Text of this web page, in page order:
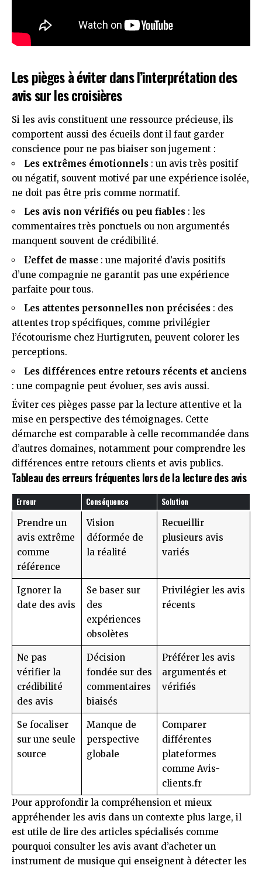
Les pièges à éviter dans l’interprétation des
avis sur les croisières
Si les avis constituent une ressource précieuse, ils
comportent aussi des écueils dont il faut garder
conscience pour ne pas biaiser son jugement :
Les extrêmes émotionnels : un avis très positif
ou négatif, souvent motivé par une expérience isolée,
ne doit pas être pris comme normatif.
Les avis non vérifiés ou peu fiables : les
commentaires très ponctuels ou non argumentés
manquent souvent de crédibilité.
L’effet de masse : une majorité d’avis positifs
d’une compagnie ne garantit pas une expérience
parfaite pour tous.
Les attentes personnelles non précisées : des
attentes trop spécifiques, comme privilégier
l’écotourisme chez Hurtigruten, peuvent colorer les
perceptions.
Les différences entre retours récents et anciens
: une compagnie peut évoluer, ses avis aussi.
Éviter ces pièges passe par la lecture attentive et la
mise en perspective des témoignages. Cette
démarche est comparable à celle recommandée dans
d’autres domaines, notamment pour comprendre les
différences entre retours clients et avis publics.
Tableau des erreurs fréquentes lors de la lecture des avis
Erreur Conséquence Solution
Prendre un
avis extrême
comme
référence
Vision
déformée de
la réalité
Recueillir
plusieurs avis
variés
Ignorer la
date des avis
Se baser sur
des
expériences
obsolètes
Privilégier les avis
récents
Ne pas
vérifier la
crédibilité
des avis
Décision
fondée sur des
commentaires
biaisés
Préférer les avis
argumentés et
vérifiés
Se focaliser
sur une seule
source
Manque de
perspective
globale
Comparer
différentes
plateformes
comme Avis-
clients.fr
Pour approfondir la compréhension et mieux
appréhender les avis dans un contexte plus large, il
est utile de lire des articles spécialisés comme
pourquoi consulter les avis avant d’acheter un
instrument de musique qui enseignent à détecter les